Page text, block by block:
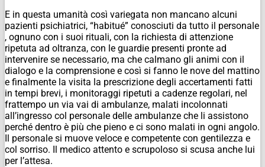
E in questa umanità così variegata non mancano alcuni
pazienti psichiatrici, “habitué” conosciuti da tutto il personale
, ognuno con i suoi rituali, con la richiesta di attenzione
ripetuta ad oltranza, con le guardie presenti pronte ad
intervenire se necessario, ma che calmano gli animi con il
dialogo e la comprensione e così si fanno le nove del mattino
e finalmente la visita la prescrizione degli accertamenti fatti
in tempi brevi, i monitoraggi ripetuti a cadenze regolari, nel
frattempo un via vai di ambulanze, malati incolonnati
all’ingresso col personale delle ambulanze che li assistono
perché dentro è più che pieno e ci sono malati in ogni angolo.
Il personale si muove veloce e competente con gentilezza e
col sorriso. Il medico attento e scrupoloso si scusa anche lui
per l’attesa.